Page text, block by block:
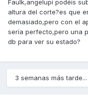
Faulk,angelupi podéis
altura del corte?es que
demasiado,pero con el
sería perfecto,pero una
db para ver su estado?
3 semanas más tarde...